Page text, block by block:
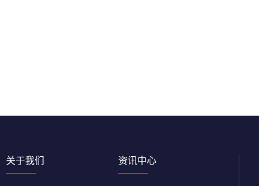
关于我们 资讯中心